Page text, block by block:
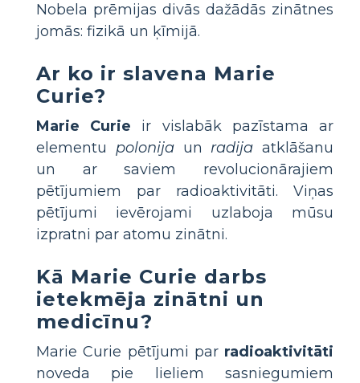
Nobela prēmijas divās dažādās zinātnes
jomās: fizikā un ķīmijā.
Ar ko ir slavena Marie
Curie?
Marie Curie ir vislabāk pazīstama ar
elementu polonijaun radija atklāšanu
un ar saviem revolucionārajiem
pētījumiem par radioaktivitāti. Viņas
pētījumi ievērojami uzlaboja mūsu
izpratni par atomu zinātni.
Kā Marie Curie darbs
ietekmēja zinātni un
medicīnu?
Marie Curie pētījumi par radioaktivitāti
noveda pie lieliem sasniegumiem